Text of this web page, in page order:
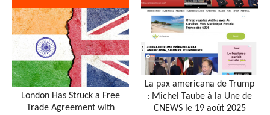
London Has Struck a Free
Trade Agreement with
La pax americana de Trump
: Michel Taube à la Une de
CNEWS le 19 août 2025